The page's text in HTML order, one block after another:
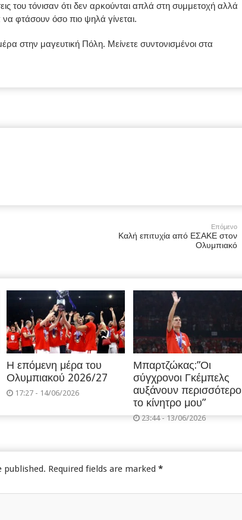
του τόνισαν ότι δεν αρκούνται απλά στη συμμετοχή αλλά
φτάσουν όσο πιο ψηλά γίνεται.
στην μαγευτική Πόλη. Μείνετε συντονισμένοι στα
Επόμενο
Καλή επιτυχία από ΕΣΑΚΕ στον
Ολυμπιακό
Η επόμενη μέρα του
Ολυμπιακού 2026/27
17:27 - 14/06/2026
Μπαρτζώκας:”Οι
σύγχρονοι Γκέμπελς
αυξάνουν περισσότερο
το κίνητρο μου”
23:44 - 13/06/2026
published. Required fields are marked *